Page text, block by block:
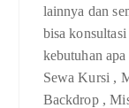
lainnya dan
bisa
kebutuhan
Sewa Kursi ,
Backdrop ,